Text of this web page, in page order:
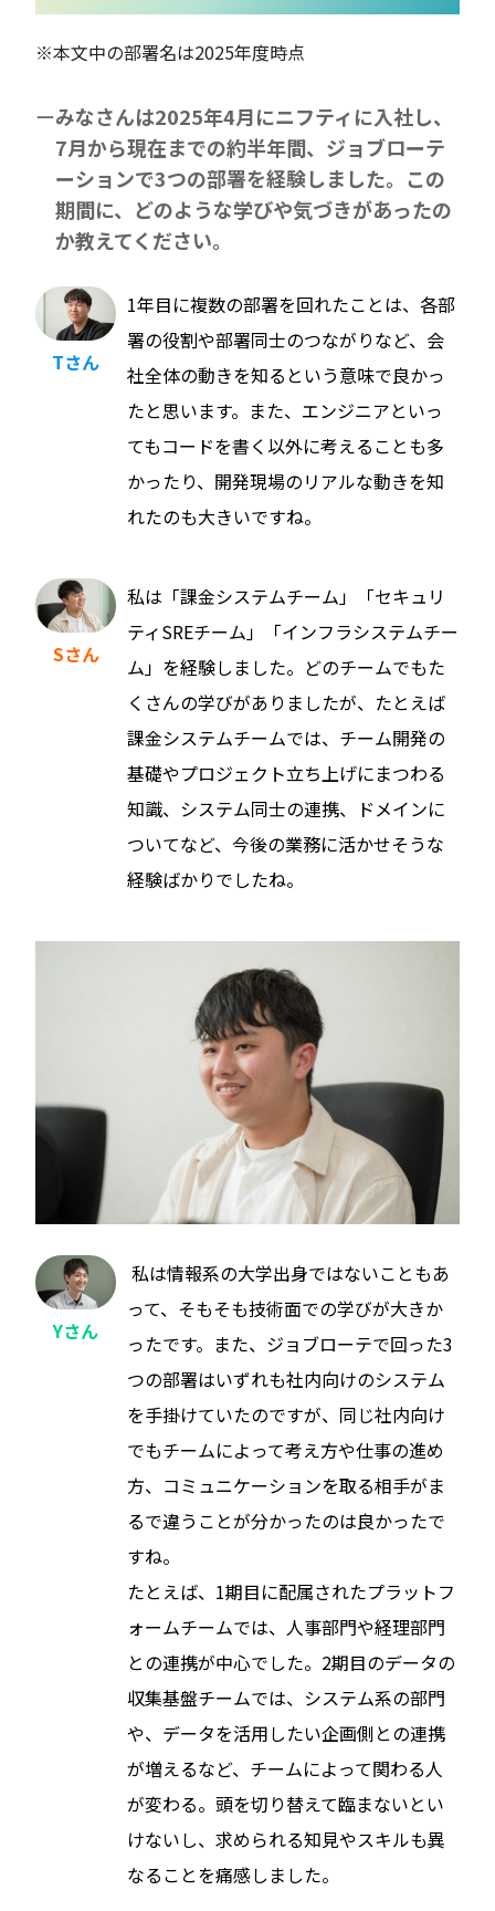
※本文中の部署名は2025年度時点
みなさんは2025年4月にニフティに入社し、
7月から現在までの約半年間、ジョブローテ
ーションで3つの部署を経験しました。この
期間に、どのような学びや気づきがあったの
か教えてください。
Tさん
1年目に複数の部署を回れたことは、各部
署の役割や部署同士のつながりなど、会
社全体の動きを知るという意味で良かっ
たと思います。また、エンジニアといっ
てもコードを書く以外に考えることも多
かったり、開発現場のリアルな動きを知
れたのも大きいですね。
Sさん
私は「課金システムチーム」「セキュリ
ティSREチーム」「インフラシステムチー
ム」を経験しました。どのチームでもた
くさんの学びがありましたが、たとえば
課金システムチームでは、チーム開発の
基礎やプロジェクト立ち上げにまつわる
知識、システム同士の連携、ドメインに
ついてなど、今後の業務に活かせそうな
経験ばかりでしたね。
Yさん
私は情報系の大学出身ではないこともあ
って、そもそも技術面での学びが大きか
ったです。また、ジョブローテで回った3
つの部署はいずれも社内向けのシステム
を手掛けていたのですが、同じ社内向け
でもチームによって考え方や仕事の進め
方、コミュニケーションを取る相手がま
るで違うことが分かったのは良かったで
すね。
たとえば、1期目に配属されたプラットフ
ォームチームでは、人事部門や経理部門
との連携が中心でした。2期目のデータの
収集基盤チームでは、システム系の部門
や、データを活用したい企画側との連携
が増えるなど、チームによって関わる人
が変わる。頭を切り替えて臨まないとい
けないし、求められる知見やスキルも異
なることを痛感しました。